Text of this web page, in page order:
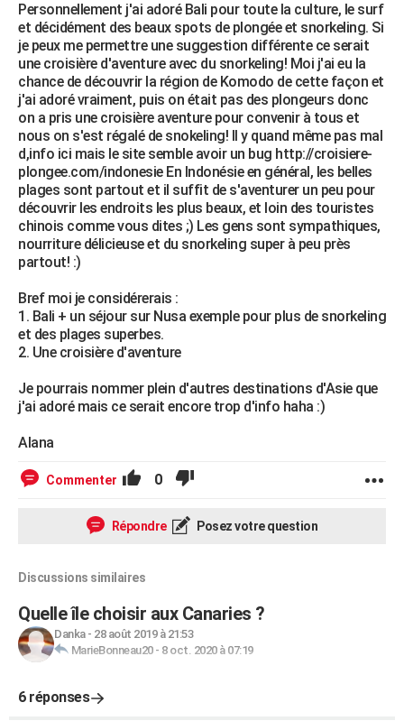
Personnellement j'ai adoré Bali pour toute la culture, le surf
et décidément des beaux spots de plongée et snorkeling. Si
je peux me permettre une suggestion différente ce serait
une croisière d'aventure avec du snorkeling! Moi j'ai eu la
chance de découvrir la région de Komodo de cette façon et
j'ai adoré vraiment, puis on était pas des plongeurs donc
on a pris une croisière aventure pour convenir à tous et
nous on s'est régalé de snokeling! Il y quand même pas mal
d,info ici mais le site semble avoir un bug http://croisiere-
plongee.com/indonesie En Indonésie en général, les belles
plages sont partout et il suffit de s'aventurer un peu pour
découvrir les endroits les plus beaux, et loin des touristes
chinois comme vous dites ;) Les gens sont sympathiques,
nourriture délicieuse et du snorkeling super à peu près
partout! :)
Bref moi je considérerais :
1. Bali + un séjour sur Nusa exemple pour plus de snorkeling
et des plages superbes.
2. Une croisière d'aventure
Je pourrais nommer plein d'autres destinations d'Asie que
j'ai adoré mais ce serait encore trop d'info haha :)
Alana
Commenter 0
Répondre Posez votre question
Discussions similaires
Quelle île choisir aux Canaries ?
Danka- 28 août 2019 à 21:53
MarieBonneau20- 8 oct. 2020 à 07:19
6 réponses